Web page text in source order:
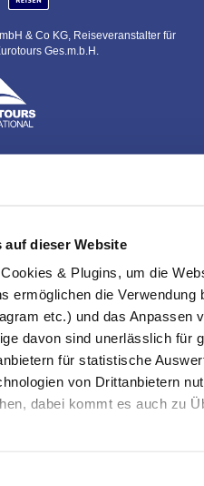
dieser Website
& Plugins, um die
ermöglichen die
etc.) und das Anpassen
davon sind unerlässlich für
für statistische
von Drittanbietern
dabei kommt es auch zu
& Co KG, Reiseveranstalter für
Ges.m.b.H.